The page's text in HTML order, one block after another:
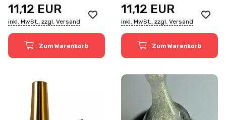
goldenen Potal-Partikeln,
12 ml ✨
11,12 EUR
inkl. MwSt., zzgl. Versand
Zum Warenkorb
goldenen Potal-Partikeln,
12 ml ✨
11,12 EUR
inkl. MwSt., zzgl. Versand
Zum Warenkorb